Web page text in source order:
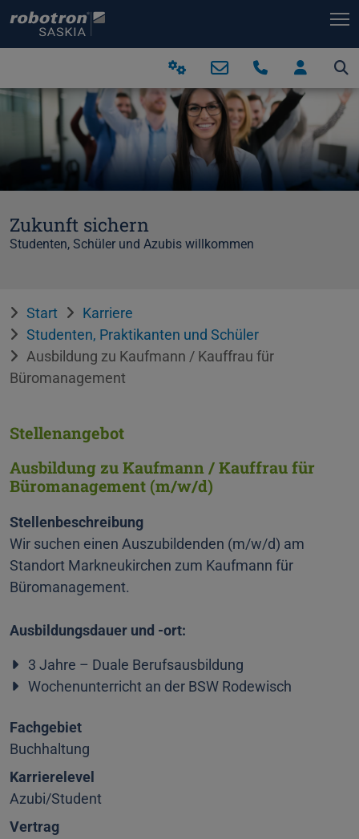
Zukunft sichern
Studenten, Schüler und Azubis willkommen
Start
Karriere
Studenten, Praktikanten und Schüler
Ausbildung zu Kaufmann / Kauffrau für
Büromanagement
Stellenangebot
Ausbildung zu Kaufmann / Kauffrau für
Büromanagement (m/w/d)
Stellenbeschreibung
Wir suchen einen Auszubildenden (m/w/d) am
Standort Markneukirchen zum Kaufmann für
Büromanagement.
Ausbildungsdauer und -ort:
3 Jahre – Duale Berufsausbildung
Wochenunterricht an der BSW Rodewisch
Fachgebiet
Buchhaltung
Karrierelevel
Azubi/Student
Vertrag